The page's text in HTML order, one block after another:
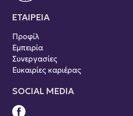
ΕΤΑΙΡΕΙΑ
Προφίλ
Εμπειρία
Συνεργασίες
Ευκαιρίες καριέρας
SOCIAL MEDIA